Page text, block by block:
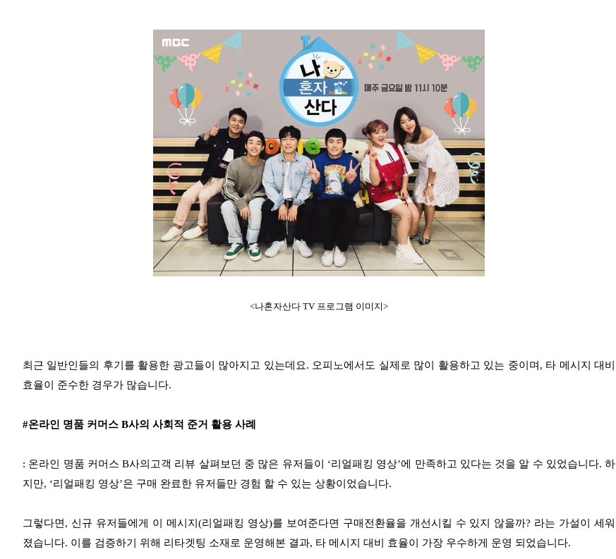
<나혼자산다 TV 프로그램 이미지>
최근 일반인들의 후기를 활용한 광고들이 많아지고 있는데요. 오피노에서도 실제로 많이 활용하고 있는 중이며, 타 메시지 대비
효율이 준수한 경우가 많습니다.
#온라인 명품 커머스 B사의 사회적 준거 활용 사례
: 온라인 명품 커머스 B사의고객 리뷰 살펴보던 중 많은 유저들이 ‘리얼패킹 영상’에 만족하고 있다는 것을 알 수 있었습니다.하
지만, ‘리얼패킹 영상’은 구매 완료한 유저들만 경험 할 수 있는 상황이었습니다.
그렇다면, 신규 유저들에게 이 메시지(리얼패킹 영상)를 보여준다면 구매전환율을 개선시킬 수 있지 않을까? 라는 가설이 세워
졌습니다. 이를 검증하기 위해 리타겟팅 소재로 운영해본 결과, 타 메시지 대비 효율이 가장 우수하게 운영 되었습니다.